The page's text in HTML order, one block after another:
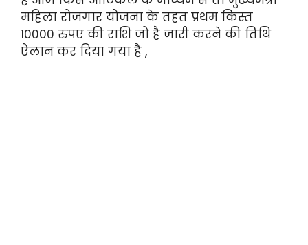
महिला रोजगार योजना के तहत प्रथम किस्त
10000 रुपए की राशि जो है जारी करने की तिथि
ऐलान कर दिया गया है ,